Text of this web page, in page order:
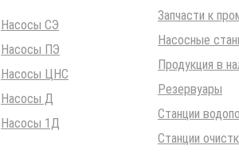
Насосы СЭ
Насосы ПЭ
Насосы ЦНС
Насосы Д
Насосы 1Д
Запчасти к
Насосные
Продукция в
Резервуары
Станции
Станции